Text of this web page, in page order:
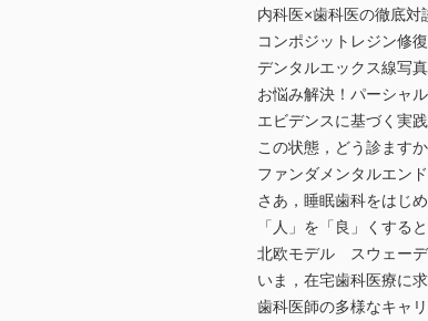
内科医×歯科医の徹底
コンポジットレジン修
デンタルエックス線写
お悩み解決！パーシャ
エビデンスに基づく実
この状態，どう診ます
ファンダメンタルエン
さあ，睡眠歯科をはじ
「人」を「良」くする
北欧モデル スウェー
いま，在宅歯科医療に
歯科医師の多様なキャ